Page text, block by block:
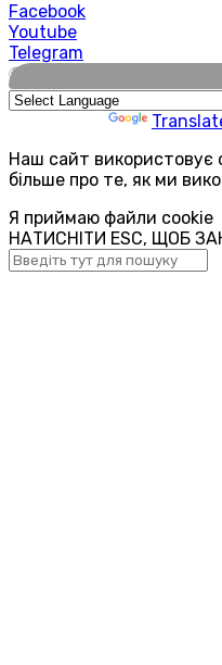
Facebook
Youtube
Telegram
🌍
Наш сайт використовує
більше про те, як ми
Я приймаю файли cookie
НАТИСНІТИ ESC, ЩОБ